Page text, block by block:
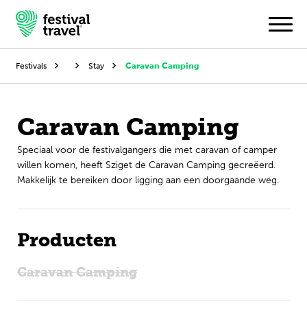
Travel
Inspiratie
Contact
Mijn account
Nederlands
Festivals Stay Caravan Camping
Caravan Camping
Speciaal voor de festivalgangers die met caravan of camper
willen komen, heeft Sziget de Caravan Camping gecreëerd.
Makkelijk te bereiken door ligging aan een doorgaande weg.
Producten
Caravan Camping